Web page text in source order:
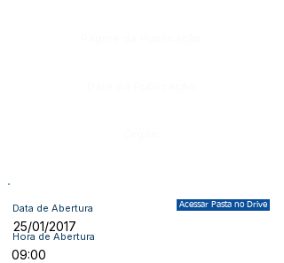
Data de Abertura
25/01/2017
Hora de Abertura
Acessar Pasta no Drive
09:00